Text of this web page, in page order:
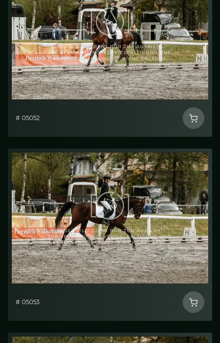
# 05052
# 05053